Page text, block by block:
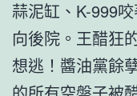
蒜泥缸、K-999
向後院。王醋狂
想逃！醬油黨餘